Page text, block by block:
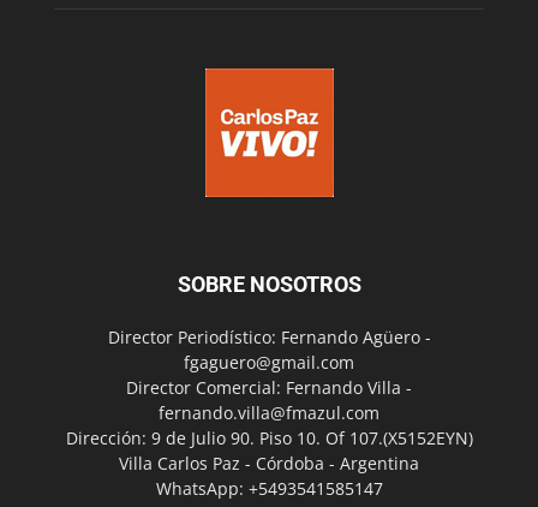
SOBRE NOSOTROS
Director Periodístico: Fernando Agüero -
fgaguero@gmail.com
Director Comercial: Fernando Villa -
fernando.villa@fmazul.com
Dirección: 9 de Julio 90. Piso 10. Of 107.(X5152EYN)
Villa Carlos Paz - Córdoba - Argentina
WhatsApp: +5493541585147